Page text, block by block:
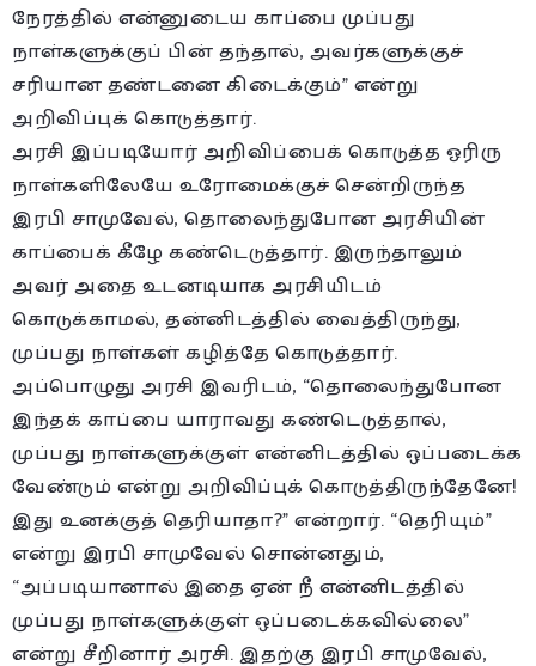
நேரத்தில் என்னுடைய காப்பை முப்பது
நாள்களுக்குப் பின் தந்தால், அவர்களுக்குச்
சரியான தண்டனை கிடைக்கும்” என்று
அறிவிப்புக் கொடுத்தார்.
அரசி இப்படியோர் அறிவிப்பைக் கொடுத்த ஓரிரு
நாள்களிலேயே உரோமைக்குச் சென்றிருந்த
இரபி சாமுவேல், தொலைந்துபோன அரசியின்
காப்பைக் கீழே கண்டெடுத்தார். இருந்தாலும்
அவர் அதை உடனடியாக அரசியிடம்
கொடுக்காமல், தன்னிடத்தில் வைத்திருந்து,
முப்பது நாள்கள் கழித்தே கொடுத்தார்.
அப்பொழுது அரசி இவரிடம், “தொலைந்துபோன
இந்தக் காப்பை யாராவது கண்டெடுத்தால்,
முப்பது நாள்களுக்குள் என்னிடத்தில் ஒப்படைக்க
வேண்டும் என்று அறிவிப்புக் கொடுத்திருந்தேனே!
இது உனக்குத் தெரியாதா?” என்றார். “தெரியும்”
என்று இரபி சாமுவேல் சொன்னதும்,
“அப்படியானால் இதை ஏன் நீ என்னிடத்தில்
முப்பது நாள்களுக்குள் ஒப்படைக்கவில்லை”
என்று சீறினார் அரசி. இதற்கு இரபி சாமுவேல்,